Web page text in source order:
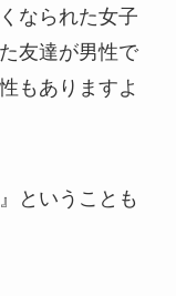
なられた女子
友達が男性で
もありますよ
ということも